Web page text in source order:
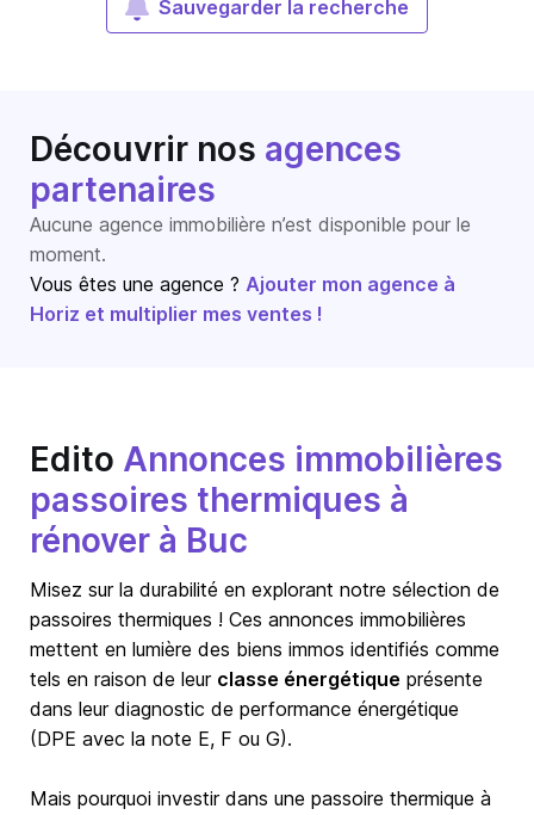
Sauvegarder la recherche
Découvrir nos agences
partenaires
Aucune agence immobilière n’est disponible pour le
moment.
Vous êtes une agence ? Ajouter mon agence à
Horiz et multiplier mes ventes !
Edito Annonces immobilières
passoires thermiques à
rénover à Buc
Misez sur la durabilité en explorant notre sélection de
passoires thermiques ! Ces annonces immobilières
mettent en lumière des biens immos identifiés comme
tels en raison de leur classe énergétique présente
dans leur diagnostic de performance énergétique
(DPE avec la note E, F ou G).
Mais pourquoi investir dans une passoire thermique à